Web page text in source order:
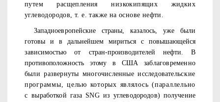
путем расщепления низкокипящих жидких
углеводородов, т. е. также на основе нефти.
Западноевропейские страны, казалось, уже были
готовы и вдальнейшем мириться с повышающейся
зависимостью от стран-производителей нефти. В
противоположность этому в США за­благовременно
были развернуты многочисленные исследователь­ские
программы, целью которых являлось (параллельно
свыработкой газа SNG из углеводородов) получение